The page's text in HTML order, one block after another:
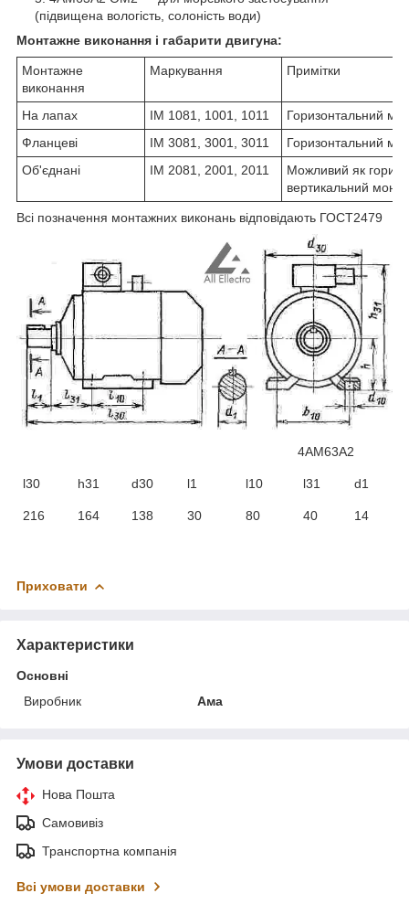
(підвищена вологість, солоність води)
Монтажне виконання і габарити двигуна:
Монтажне
виконання
Маркування Примітки
На лапах IM 1081, 1001, 1011
Горизонтальний
Фланцеві
IM 3081, 3001, 3011
Горизонтальний
Об'єднані
IM 2081, 2001, 2011
Можливий як
вертикальний
Всі позначення монтажних виконань відповідають ГОСТ2479
4АМ63А2
l30 h31 d30 l1 l10 l31 d1
216 164 138 30 80 40 14
Приховати
Характеристики
Основні
Виробник
Ама
Умови доставки
Нова Пошта
Самовивіз
Транспортна компанія
Всі умови доставки